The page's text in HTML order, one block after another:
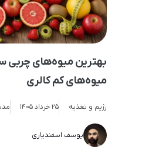
بهترین میوه‌های چربی
میوه‌های کم کالری
رژیم و تغذیه 25 خرداد 1405
یوسف اسفندیاری